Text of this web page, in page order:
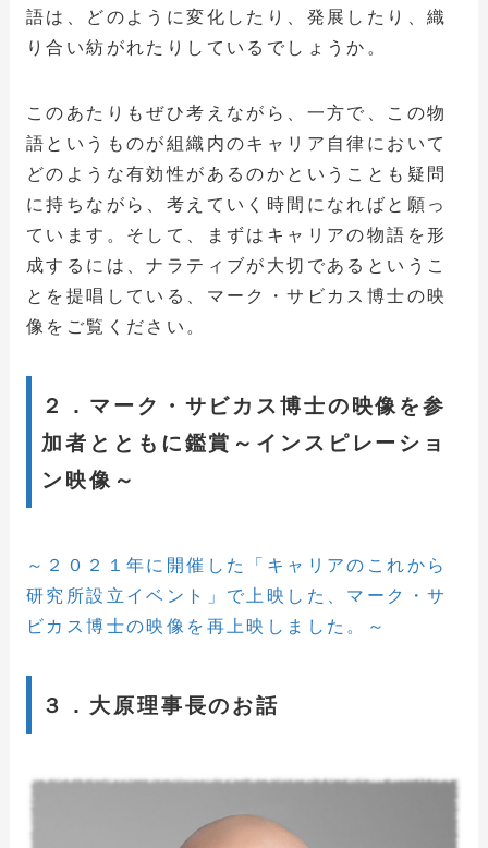
語は、どのように変化したり、発展したり、織
り合い紡がれたりしているでしょうか。
このあたりもぜひ考えながら、一方で、この物
語というものが組織内のキャリア自律において
どのような有効性があるのかということも疑問
に持ちながら、考えていく時間になればと願っ
ています。そして、まずはキャリアの物語を形
成するには、ナラティブが大切であるというこ
とを提唱している、マーク・サビカス博士の映
像をご覧ください。
２．マーク・サビカス博士の映像を参
加者とともに鑑賞～インスピレーショ
ン映像～
～２０２１年に開催した「キャリアのこれから
研究所設立イベント」で上映した、マーク・サ
ビカス博士の映像を再上映しました。～
３．大原理事長のお話